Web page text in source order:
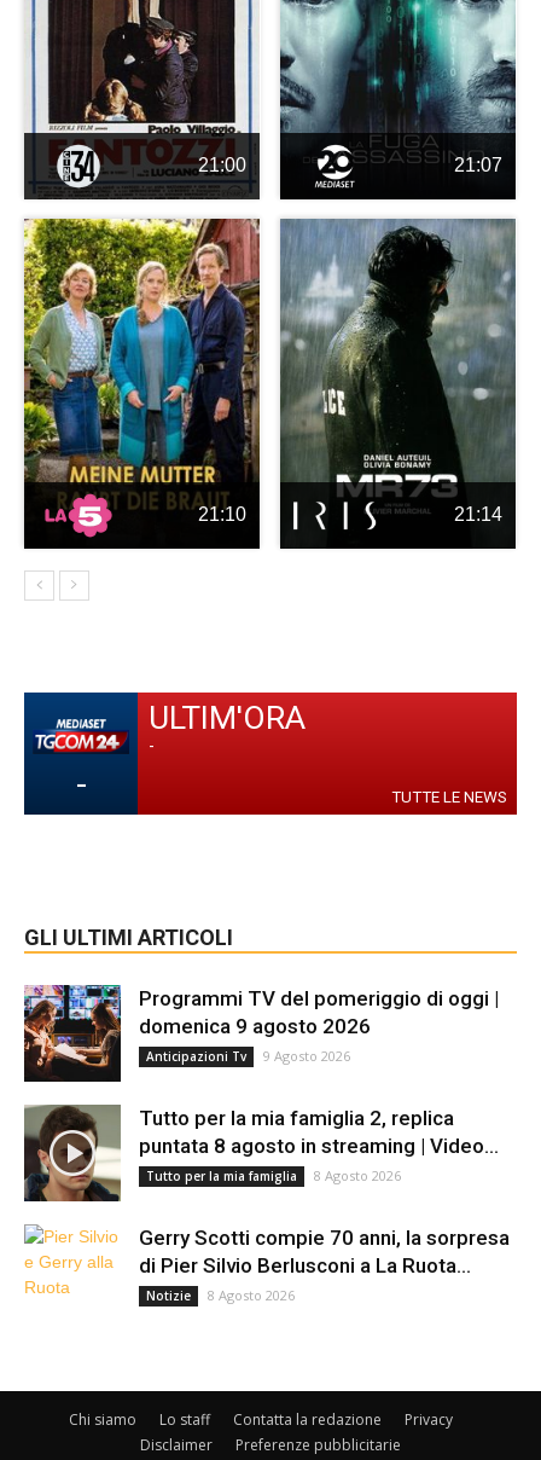
21:00 21:07
21:10 21:14
-
ULTIM'ORA
-
TUTTE LE NEWS
GLI ULTIMI ARTICOLI
Programmi TV del pomeriggio di oggi |
domenica 9 agosto 2026
Anticipazioni Tv 9 Agosto 2026
Tutto per la mia famiglia 2, replica
puntata 8 agosto in streaming | Video...
Tutto per la mia famiglia 8 Agosto 2026
Gerry Scotti compie 70 anni, la sorpresa
di Pier Silvio Berlusconi a La Ruota...
Notizie 8 Agosto 2026
Chi siamo Lo staff Contatta la redazione
Privacy
Disclaimer
Preferenze pubblicitarie